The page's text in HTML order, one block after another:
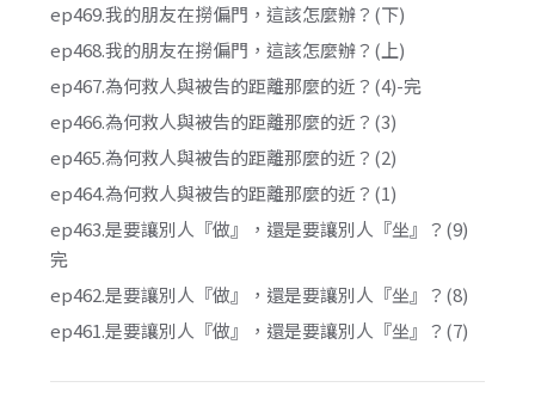
ep469.我的朋友在撈偏門，這該怎麼辦？(下)
ep468.我的朋友在撈偏門，這該怎麼辦？(上)
ep467.為何救人與被告的距離那麼的近？(4)-完
ep466.為何救人與被告的距離那麼的近？(3)
ep465.為何救人與被告的距離那麼的近？(2)
ep464.為何救人與被告的距離那麼的近？(1)
ep463.是要讓別人『做』，還是要讓別人『坐』？(9)
完
ep462.是要讓別人『做』，還是要讓別人『坐』？(8)
ep461.是要讓別人『做』，還是要讓別人『坐』？(7)